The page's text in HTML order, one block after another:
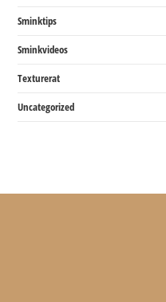
Sminktips
Sminkvideos
Texturerat
Uncategorized